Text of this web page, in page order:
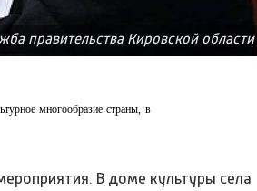
правительства Кировской области
многообразие страны, в
В доме культуры села